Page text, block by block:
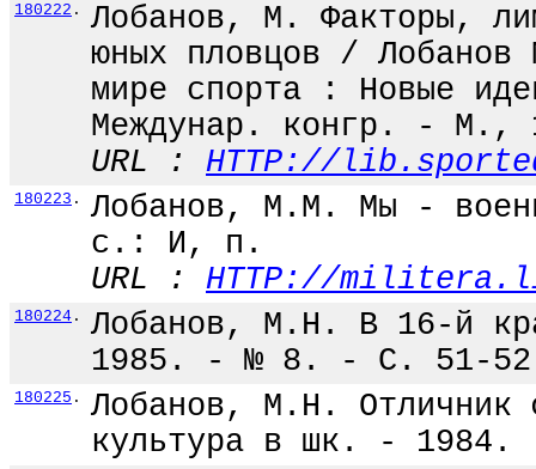
180222 .
Лобанов, М. Факторы,
юных пловцов /
мире спорта : Новые
Междунар. конгр. -
URL : HTTP://
180223 .
Лобанов, М.М. Мы -
с.: И, п.
URL : HTTP://
180224 .
Лобанов, М.Н. В 16-й
1985. - № 8. - С. 51-
180225 .
Лобанов, М.Н. Отличник
культура в шк. -